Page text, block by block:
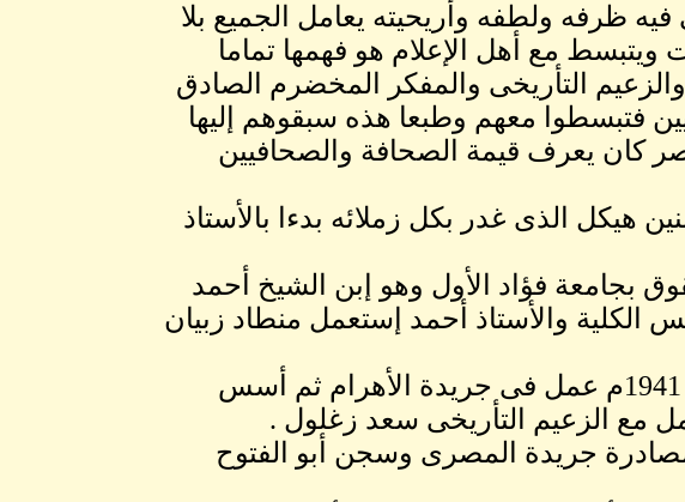
فيه ظرفه ولطفه وأريحيته يعامل الجميع بلا
مع أهل الإعلام هو فهمها تماما
التأريخى والمفكر المخضرم الصادق
فتبسطوا معهم وطبعا هذه سبقوهم إليها
كان يعرف قيمة الصحافة والصحافيين
هيكل الذى غدر بكل زملائه بدءا بالأستاذ
بجامعة فؤاد الأول وهو إبن الشيخ أحمد
الكلية والأستاذ أحمد إستعمل منطاد زبيان
وهو أول نقيب للصحفيين المصريين عام 1941م عمل فى جريدة الأهرام ثم أسس
جريدة المصرى وسجن أبو الفتوح